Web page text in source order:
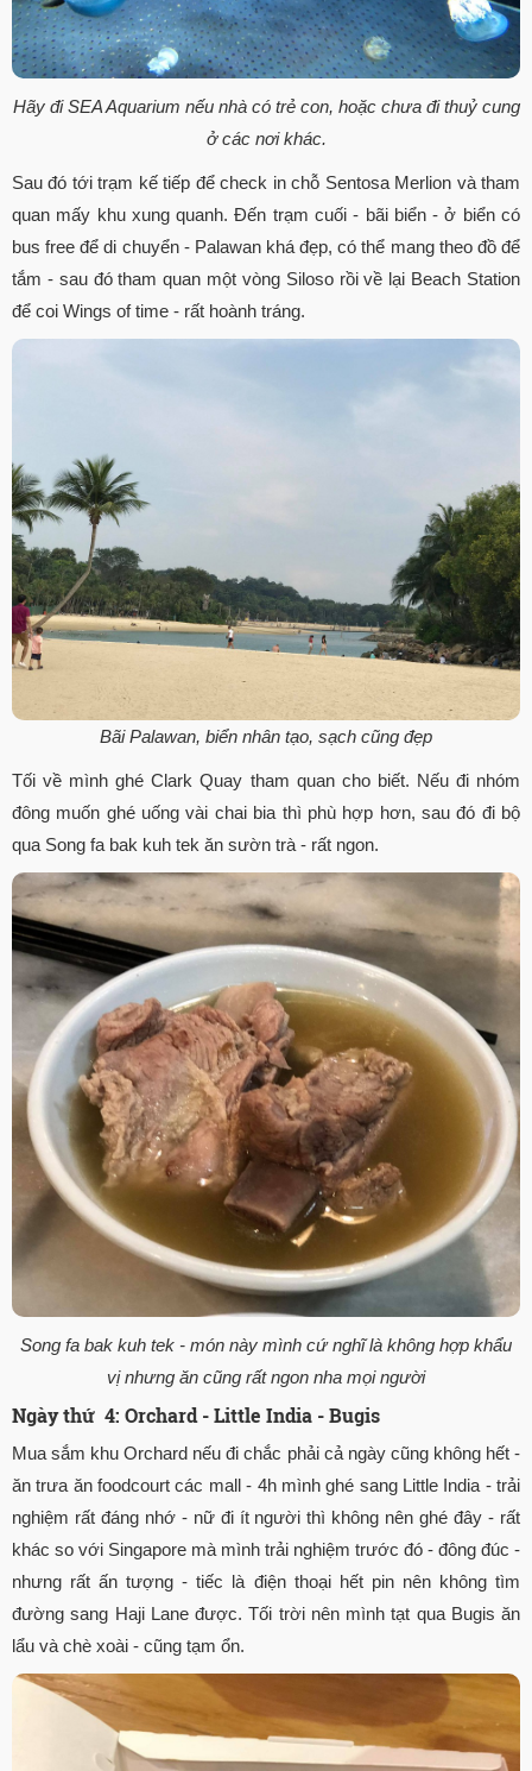
Hãy đi SEA Aquarium nếu nhà có trẻ con, hoặc chưa đi thuỷ cung
ở các nơi khác.
Sau đó tới trạm kế tiếp để check in chỗ Sentosa Merlion và tham
quan mấy khu xung quanh. Đến trạm cuối - bãi biển - ở biển có
bus free để di chuyển - Palawan khá đẹp, có thể mang theo đồ để
tắm - sau đó tham quan một vòng Siloso rồi về lại Beach Station
để coi Wings of time - rất hoành tráng.
Bãi Palawan, biển nhân tạo, sạch cũng đẹp
Tối về mình ghé Clark Quay tham quan cho biết. Nếu đi nhóm
đông muốn ghé uống vài chai bia thì phù hợp hơn, sau đó đi bộ
qua Song fa bak kuh tek ăn sườn trà - rất ngon.
Song fa bak kuh tek - món này mình cứ nghĩ là không hợp khẩu
vị nhưng ăn cũng rất ngon nha mọi người
Ngày thứ 4: Orchard - Little India - Bugis
Mua sắm khu Orchard nếu đi chắc phải cả ngày cũng không hết -
ăn trưa ăn foodcourt các mall - 4h mình ghé sang Little India - trải
nghiệm rất đáng nhớ - nữ đi ít người thì không nên ghé đây - rất
khác so với Singapore mà mình trải nghiệm trước đó - đông đúc -
nhưng rất ấn tượng - tiếc là điện thoại hết pin nên không tìm
đường sang Haji Lane được. Tối trời nên mình tạt qua Bugis ăn
lẩu và chè xoài - cũng tạm ổn.